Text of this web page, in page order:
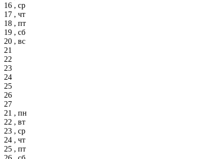
16 , ср
17 , чт
18 , пт
19 , сб
20 , вс
21
22
23
24
25
26
27
21 , пн
22 , вт
23 , ср
24 , чт
25 , пт